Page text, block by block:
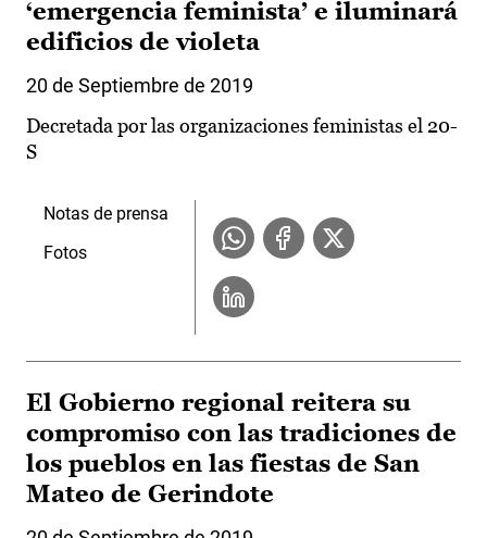
‘emergencia feminista’ e iluminará
edificios de violeta
20 de Septiembre de 2019
Decretada por las organizaciones feministas el 20-
S
Notas de prensa
Fotos
El Gobierno regional reitera su
compromiso con las tradiciones de
los pueblos en las fiestas de San
Mateo de Gerindote